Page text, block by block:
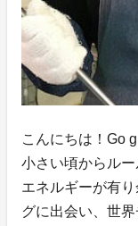
こんにちは！Go
小さい頃からル
エネルギーが有
グに出会い、世